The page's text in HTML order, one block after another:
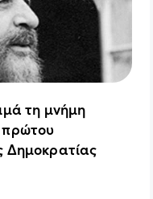
τη μνήμη
Δημοκρατίας